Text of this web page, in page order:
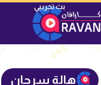
هالة سرحان